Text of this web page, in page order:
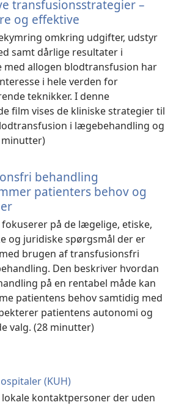
transfusionsstrategier –
og effektive
omkring udgifter, udstyr
samt dårlige resultater i
med allogen blodtransfusion har
i hele verden for
teknikker. I denne
film vises de kliniske strategier til
i lægebehandling og
behandling
patienters behov og
på de lægelige, etiske,
og juridiske spørgsmål der er
brugen af transfusionsfri
Den beskriver hvordan
på en rentabel måde kan
patientens behov samtidig med
patientens autonomi og
valg. (28 minutter)
(KUH)
lokale kontaktpersoner der uden